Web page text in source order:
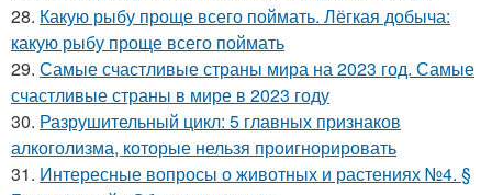
28. Какую рыбу проще всего поймать. Лёгкая добыча:
какую рыбу проще всего поймать
29. Самые счастливые страны мира на 2023 год. Самые
счастливые страны в мире в 2023 году
30. Разрушительный цикл: 5 главных признаков
алкоголизма, которые нельзя проигнорировать
31. Интересные вопросы о животных и растениях №4. §